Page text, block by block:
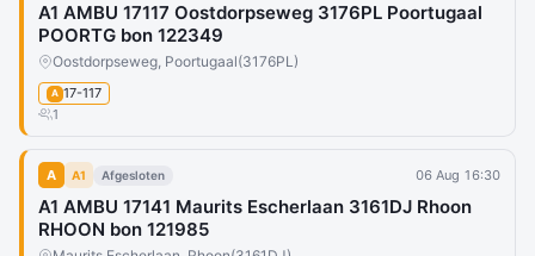
A1 AMBU 17117 Oostdorpseweg 3176PL Poortugaal
POORTG bon 122349
Oostdorpseweg, Poortugaal(3176PL)
A 17-117
1
A A1 Afgesloten 06 Aug 16:30
A1 AMBU 17141 Maurits Escherlaan 3161DJ Rhoon
RHOON bon 121985